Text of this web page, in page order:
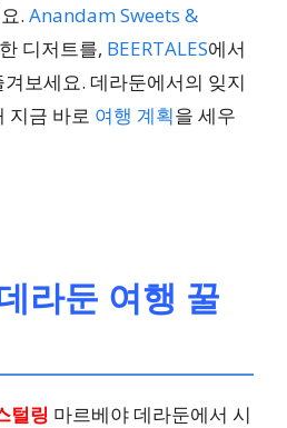
. Anandam Sweets &
디저트를, BEERTALES에서
보세요. 데라둔에서의 잊지
지금 바로 여행 계획을 세우
라둔 여행 꿀
털링 마르베야 데라둔에서 시